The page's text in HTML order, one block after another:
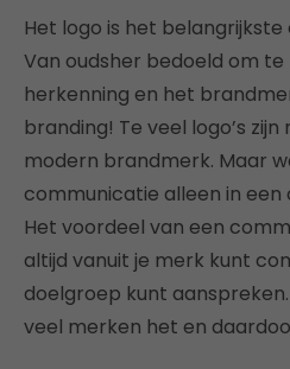
Het logo is het
Van oudsher bedoeld om
herkenning en het
branding! Te veel logo’s
modern brandmerk. Maar
communicatie alleen in
Het voordeel van een
altijd vanuit je merk kunt
doelgroep kunt
veel merken het en